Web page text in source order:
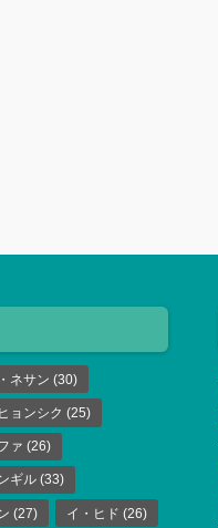
ネサン (30)
ョンシク (25)
ァ (26)
ギル (33)
(27) イ・ヒド (26)